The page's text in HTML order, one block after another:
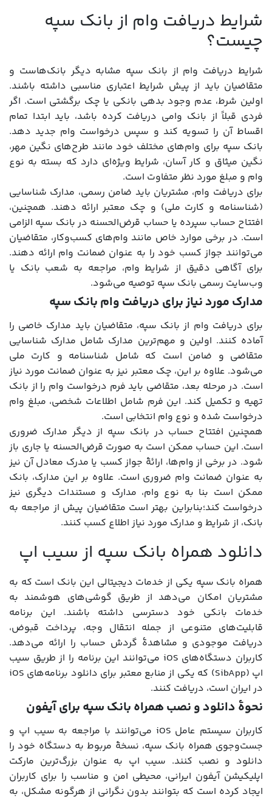
شرایط دریافت وام از بانک سپه
چیست؟
شرایط دریافت وام از بانک سپه مشابه دیگر بانک‌هاست و
متقاضیان باید از پیش شرایط اعتباری مناسبی داشته باشند.
اولین شرط، عدم وجود بدهی بانکی یا چک برگشتی است. اگر
فردی قبلاً از بانک وامی دریافت کرده باشد، باید ابتدا تمام
اقساط آن را تسویه کند و سپس درخواست وام جدید دهد.
بانک سپه برای وام‌های مختلف خود مانند طرح‌های نگین مهر،
نگین میثاق و کار آسان، شرایط ویژه‌ای دارد که بسته به نوع
وام و مبلغ مورد نظر متفاوت است.
برای دریافت وام، مشتریان باید ضامن رسمی، مدارک شناسایی
(شناسنامه و کارت ملی) و چک معتبر ارائه دهند. همچنین،
افتتاح حساب سپرده یا حساب قرض‌الحسنه در بانک سپه الزامی
است. در برخی موارد خاص مانند وام‌های کسب‌وکار، متقاضیان
می‌توانند جواز کسب خود را به عنوان ضمانت وام ارائه دهند.
برای آگاهی دقیق از شرایط وام، مراجعه به شعب بانک یا
وب‌سایت رسمی بانک سپه توصیه می‌شود.
مدارک مورد نیاز برای دریافت وام بانک سپه
برای دریافت وام از بانک سپه، متقاضیان باید مدارک خاصی را
آماده کنند. اولین و مهم‌ترین مدارک شامل مدارک شناسایی
متقاضی و ضامن است که شامل شناسنامه و کارت ملی
می‌شود. علاوه بر این، چک معتبر نیز به عنوان ضمانت مورد نیاز
است. در مرحله بعد، متقاضی باید فرم درخواست وام را از بانک
تهیه و تکمیل کند. این فرم شامل اطلاعات شخصی، مبلغ وام
درخواست‌ شده و نوع وام انتخابی است.
همچنین افتتاح حساب در بانک سپه از دیگر مدارک ضروری
است. این حساب ممکن است به صورت قرض‌الحسنه یا جاری باز
شود. در برخی از وام‌ها، ارائۀ جواز کسب یا مدرک معادل آن نیز
به عنوان ضمانت وام ضروری است. علاوه بر این مدارک، بانک
ممکن است بنا به نوع وام، مدارک و مستندات دیگری نیز
درخواست کند؛بنابراین بهتر است متقاضیان پیش از مراجعه به
بانک، از شرایط و مدارک مورد نیاز اطلاع کسب کنند.
دانلود همراه بانک سپه از سیب اپ
همراه بانک سپه یکی از خدمات دیجیتالی این بانک است که به
مشتریان امکان می‌دهد از طریق گوشی‌های هوشمند به
خدمات بانکی خود دسترسی داشته باشند. این برنامه
قابلیت‌های متنوعی از جمله انتقال وجه، پرداخت قبوض،
دریافت موجودی و مشاهدۀ گردش حساب را ارائه می‌دهد.
کاربران دستگاه‌های iOS می‌توانند این برنامه را از طریق سیب
اپ (SibApp) که یکی از منابع معتبر برای دانلود برنامه‌های iOS
در ایران است، دریافت کنند.
نحوۀ دانلود و نصب همراه بانک سپه برای آیفون
کاربران سیستم عامل iOS می‌توانند با مراجعه به سیب اپ و
جست‌وجوی همراه بانک سپه، نسخۀ مربوط به دستگاه خود را
دانلود و نصب کنند. سیب اپ به عنوان بزرگ‌ترین مارکت
اپلیکیشن آیفون ایرانی، محیطی امن و مناسب را برای کاربران
ایجاد کرده است که بتوانند بدون نگرانی از هرگونه مشکل، به